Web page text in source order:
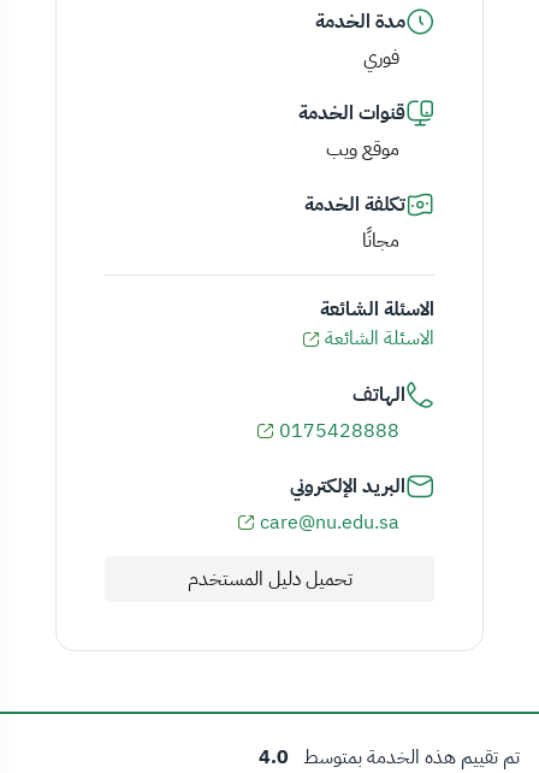
مدة الخدمة
فوري
قنوات الخدمة
موقع ويب
تكلفة الخدمة
مجانًا
الاسئلة الشائعة
الاسئلة الشائعة
الهاتف
0175428888
البريد الإلكتروني
care@nu.edu.sa
تحميل دليل المستخدم
تم تقييم هذه الخدمة بمتوسط 4.0